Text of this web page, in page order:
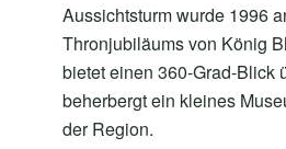
Aussichtsturm wurde 1996
Thronjubiläums von König
bietet einen 360-Grad-Blick
beherbergt ein kleines
der Region.